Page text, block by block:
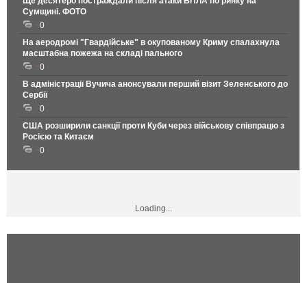
Сумщині. ФОТО
0
На аеродромі "Гвардійське" в окупованому Криму спалахнула
масштабна пожежа на складі пального
0
В адміністрації Вучича анонсували перший візит Зеленського до
Сербії
0
США розширили санкції проти Куби через військову співпрацю з
Росією та Китаєм
0
Loading...